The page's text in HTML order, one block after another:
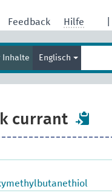
Feedback Hilfe
Inhalte Englisch
currant